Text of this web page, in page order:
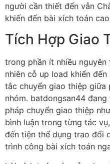
người cần thiết đến vẫn
khiến đến bài xích toán
Tích Hợp Giao
trong phần ít nhiều
nhiên cỗ up load khiến
tắc chuyển giao thiệp giữa
nhóm. batdongsan44
pháp chuyển giao thiệp
bình luận trong từng tác
đến tiện thể dụng trao đổi
trình công bài xích toán